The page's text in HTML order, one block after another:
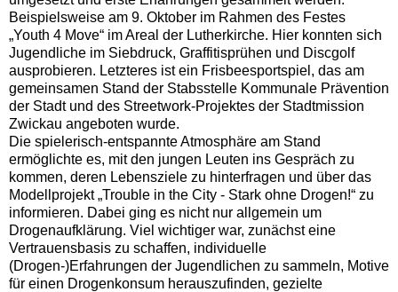
Beispielsweise am 9. Oktober im Rahmen des Festes
„Youth 4 Move“ im Areal der Lutherkirche. Hier konnten sich
Jugendliche im Siebdruck, Graffitisprühen und Discgolf
ausprobieren. Letzteres ist ein Frisbeesportspiel, das am
gemeinsamen Stand der Stabsstelle Kommunale Prävention
der Stadt und des Streetwork-Projektes der Stadtmission
Zwickau angeboten wurde.
Die spielerisch-entspannte Atmosphäre am Stand
ermöglichte es, mit den jungen Leuten ins Gespräch zu
kommen, deren Lebensziele zu hinterfragen und über das
Modellprojekt „Trouble in the City - Stark ohne Drogen!“ zu
informieren. Dabei ging es nicht nur allgemein um
Drogenaufklärung. Viel wichtiger war, zunächst eine
Vertrauensbasis zu schaffen, individuelle
(Drogen-)Erfahrungen der Jugendlichen zu sammeln, Motive
für einen Drogenkonsum herauszufinden, gezielte